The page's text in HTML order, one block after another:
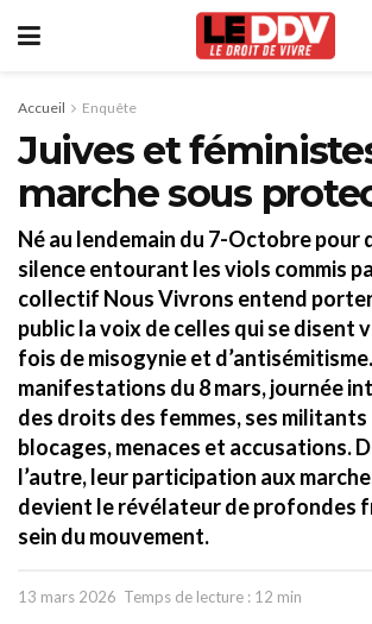
Accueil Enquête
Juives et
marche sous
Né au lendemain du 7-Octobre pour
silence entourant les viols commis
collectif Nous Vivrons entend porter
public la voix de celles qui se disent
fois de misogynie et
manifestations du 8 mars, journée
des droits des femmes, ses
blocages, menaces et accusations.
l’autre, leur participation aux
devient le révélateur de profondes
sein du mouvement.
13 mars 2026 Temps de lecture : 12 min